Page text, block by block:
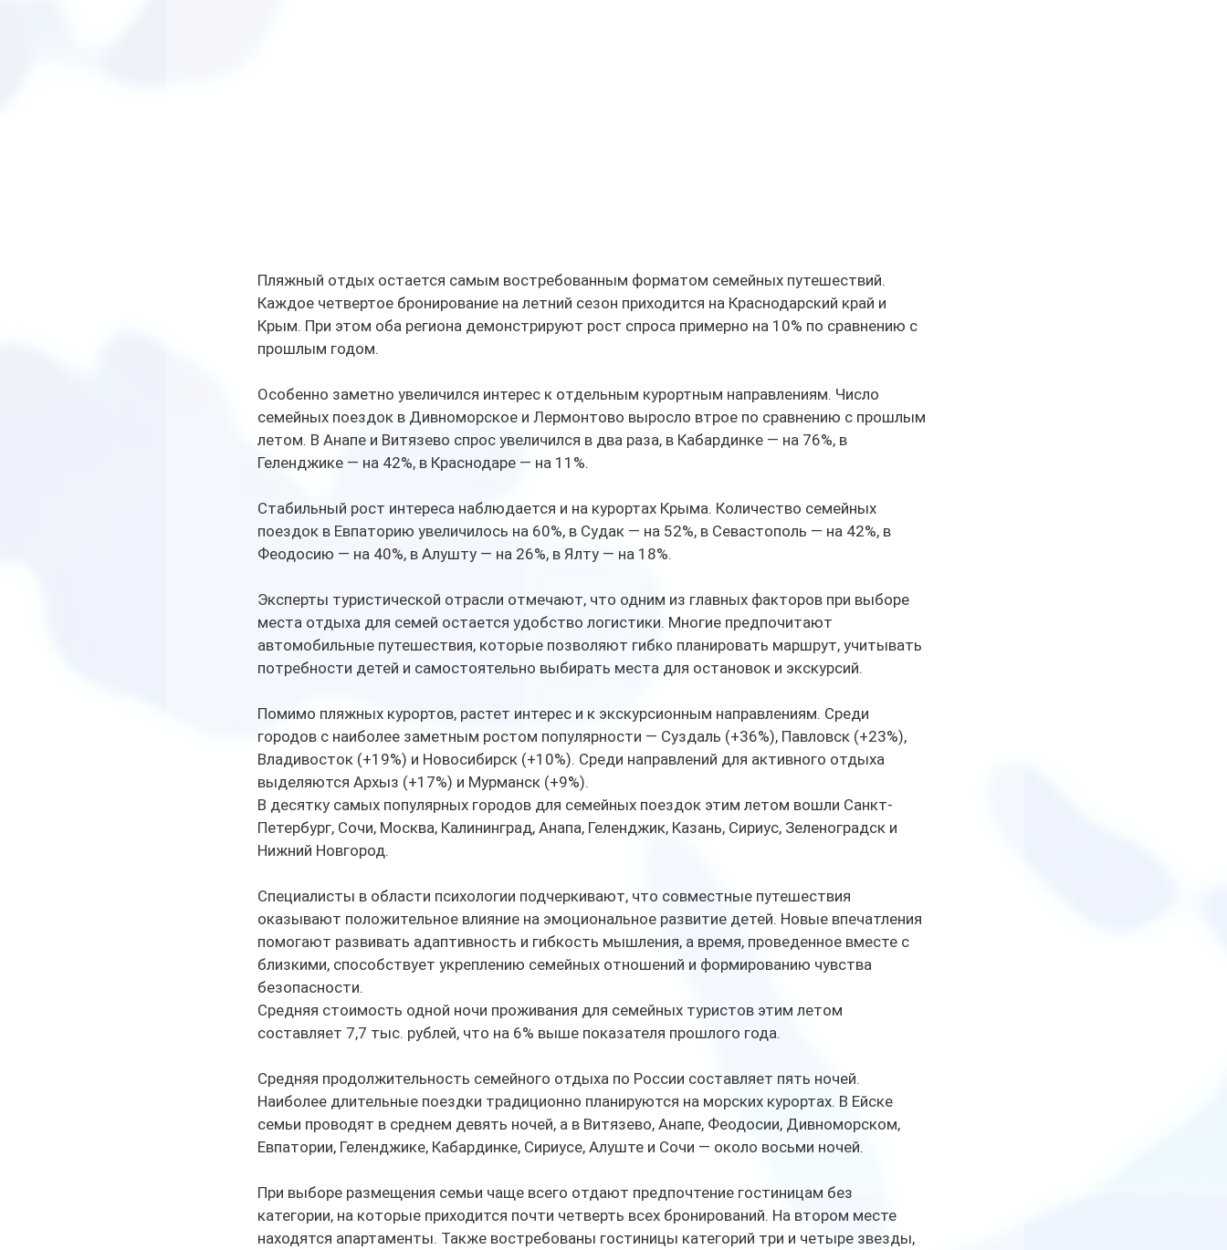
Пляжный отдых остается самым востребованным форматом семейных путешествий.
Каждое четвертое бронирование на летний сезон приходится на Краснодарский край и
Крым. При этом оба региона демонстрируют рост спроса примерно на 10% по сравнению с
прошлым годом.
Особенно заметно увеличился интерес к отдельным курортным направлениям. Число
семейных поездок в Дивноморское и Лермонтово выросло втрое по сравнению с прошлым
летом. В Анапе и Витязево спрос увеличился в два раза, в Кабардинке — на 76%, в
Геленджике — на 42%, в Краснодаре — на 11%.
Стабильный рост интереса наблюдается и на курортах Крыма. Количество семейных
поездок в Евпаторию увеличилось на 60%, в Судак — на 52%, в Севастополь — на 42%, в
Феодосию — на 40%, в Алушту — на 26%, в Ялту — на 18%.
Эксперты туристической отрасли отмечают, что одним из главных факторов при выборе
места отдыха для семей остается удобство логистики. Многие предпочитают
автомобильные путешествия, которые позволяют гибко планировать маршрут, учитывать
потребности детей и самостоятельно выбирать места для остановок и экскурсий.
Помимо пляжных курортов, растет интерес и к экскурсионным направлениям. Среди
городов с наиболее заметным ростом популярности — Суздаль (+36%), Павловск (+23%),
Владивосток (+19%) и Новосибирск (+10%). Среди направлений для активного отдыха
выделяются Архыз (+17%) и Мурманск (+9%).
В десятку самых популярных городов для семейных поездок этим летом вошли Санкт-
Петербург, Сочи, Москва, Калининград, Анапа, Геленджик, Казань, Сириус, Зеленоградск и
Нижний Новгород.
Специалисты в области психологии подчеркивают, что совместные путешествия
оказывают положительное влияние на эмоциональное развитие детей. Новые впечатления
помогают развивать адаптивность и гибкость мышления, а время, проведенное вместе с
близкими, способствует укреплению семейных отношений и формированию чувства
безопасности.
Средняя стоимость одной ночи проживания для семейных туристов этим летом
составляет 7,7 тыс. рублей, что на 6% выше показателя прошлого года.
Средняя продолжительность семейного отдыха по России составляет пять ночей.
Наиболее длительные поездки традиционно планируются на морских курортах. В Ейске
семьи проводят в среднем девять ночей, а в Витязево, Анапе, Феодосии, Дивноморском,
Евпатории, Геленджике, Кабардинке, Сириусе, Алуште и Сочи — около восьми ночей.
При выборе размещения семьи чаще всего отдают предпочтение гостиницам без
категории, на которые приходится почти четверть всех бронирований. На втором месте
находятся апартаменты. Также востребованы гостиницы категорий три и четыре звезды,